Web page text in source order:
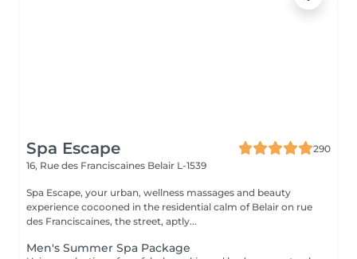
Spa Escape
290
16, Rue des Franciscaines Belair L-1539
Spa Escape, your urban, wellness massages and beauty
experience cocooned in the residential calm of Belair on rue
des Franciscaines, the street, aptly...
Men's Summer Spa Package